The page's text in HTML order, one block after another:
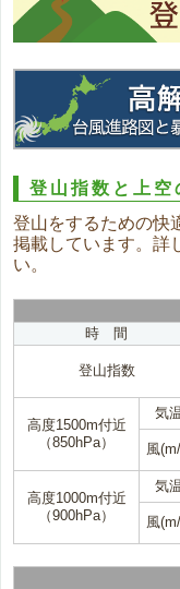
登山指数と上空
登山をするための快
掲載しています。詳
い。
時 間
登山指数
高度1500m付近
（850hPa）
気
風
高度1000m付近
（900hPa）
気
風